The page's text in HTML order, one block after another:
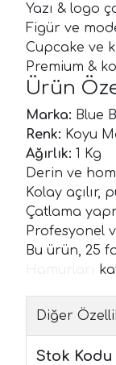
Yazı & logo
Figür ve
Cupcake ve
Premium &
Ürün
Marka: Blue
Renk: Koyu
Ağırlık: 1 Kg
Derin ve
Kolay açılır,
Çatlama
Profesyonel
Bu ürün, 25
Diğer
Stok Kodu